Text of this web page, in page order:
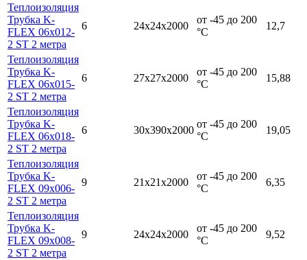
Теплоизоляция
Трубка K-
FLEX 06x012-
2 ST 2 метра
6 24х24х2000
от -45 до 200
°С
12,7
Теплоизоляция
Трубка K-
FLEX 06x015-
2 ST 2 метра
6 27х27х2000
от -45 до 200
°С
15,88
Теплоизоляция
Трубка K-
FLEX 06x018-
2 ST 2 метра
6 30х390х2000
от -45 до 200
°С
19,05
Теплоизоляция
Трубка K-
FLEX 09x006-
2 ST 2 метра
9 21х21х2000
от -45 до 200
°С
6,35
Теплоизоляция
Трубка K-
FLEX 09x008-
2 ST 2 метра
9 24х24х2000
от -45 до 200
°С
9,52